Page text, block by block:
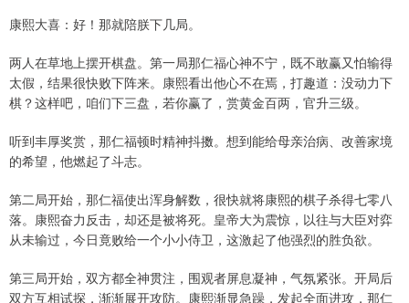
康熙大喜：好！那就陪朕下几局。
两人在草地上摆开棋盘。第一局那仁福心神不宁，既不敢赢又怕输得
太假，结果很快败下阵来。康熙看出他心不在焉，打趣道：没动力下
棋？这样吧，咱们下三盘，若你赢了，赏黄金百两，官升三级。
听到丰厚奖赏，那仁福顿时精神抖擞。想到能给母亲治病、改善家境
的希望，他燃起了斗志。
第二局开始，那仁福使出浑身解数，很快就将康熙的棋子杀得七零八
落。康熙奋力反击，却还是被将死。皇帝大为震惊，以往与大臣对弈
从未输过，今日竟败给一个小小侍卫，这激起了他强烈的胜负欲。
第三局开始，双方都全神贯注，围观者屏息凝神，气氛紧张。开局后
双方互相试探，渐渐展开攻防。康熙渐显急躁，发起全面进攻，那仁